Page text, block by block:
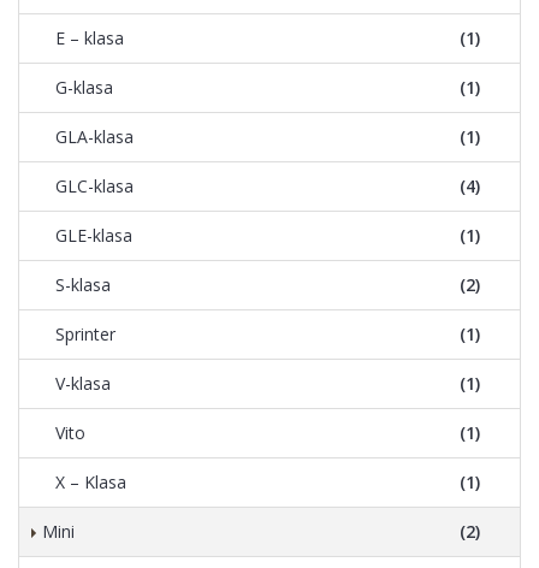
E – klasa (1)
G-klasa (1)
GLA-klasa (1)
GLC-klasa (4)
GLE-klasa (1)
S-klasa (2)
Sprinter (1)
V-klasa (1)
Vito (1)
X – Klasa (1)
Mini (2)